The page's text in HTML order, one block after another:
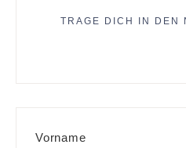
TRAGE DICH IN DEN
Vorname